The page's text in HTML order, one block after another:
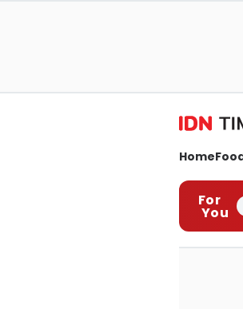
Home
For
You